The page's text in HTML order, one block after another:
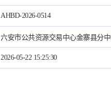
AHBD-2026-0514
六安市公共资源交易中心金寨县分
2026-05-22 15:25:30